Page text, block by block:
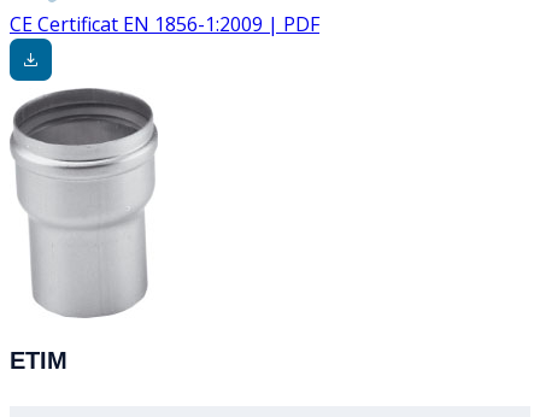
CE Certificat EN 1856-1:2009 | PDF
ETIM